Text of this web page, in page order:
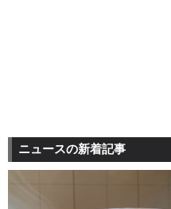
ニュースの新着記事